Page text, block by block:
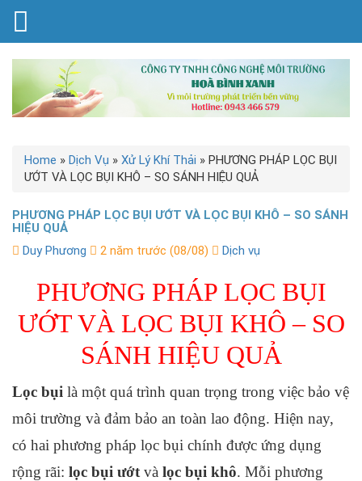
Home » Dịch Vụ » Xử Lý Khí Thải » PHƯƠNG PHÁP LỌC BỤI
ƯỚT VÀ LỌC BỤI KHÔ – SO SÁNH HIỆU QUẢ
PHƯƠNG PHÁP LỌC BỤI ƯỚT VÀ LỌC BỤI KHÔ – SO SÁNH
HIỆU QUẢ
Duy Phương
2 năm trước (08/08) Dịch vụ
PHƯƠNG PHÁP LỌC BỤI
ƯỚT VÀ LỌC BỤI KHÔ – SO
SÁNH HIỆU QUẢ
Lọc bụi là một quá trình quan trọng trong việc bảo vệ
môi trường và đảm bảo an toàn lao động. Hiện nay,
có hai phương pháp lọc bụi chính được ứng dụng
rộng rãi: lọc bụi ướt và lọc bụi khô. Mỗi phương